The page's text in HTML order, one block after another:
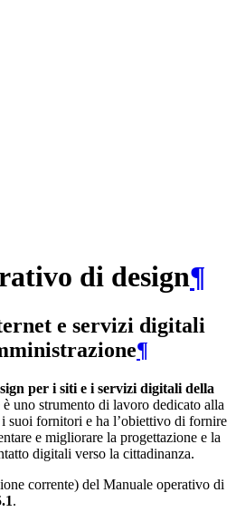
di design¶
e servizi digitali
¶
per i siti e i servizi digitali della
è uno strumento di lavoro dedicato alla
suoi fornitori e ha l’obiettivo di fornire
e migliorare la progettazione e la
digitali verso la cittadinanza.
corrente) del Manuale operativo di
.